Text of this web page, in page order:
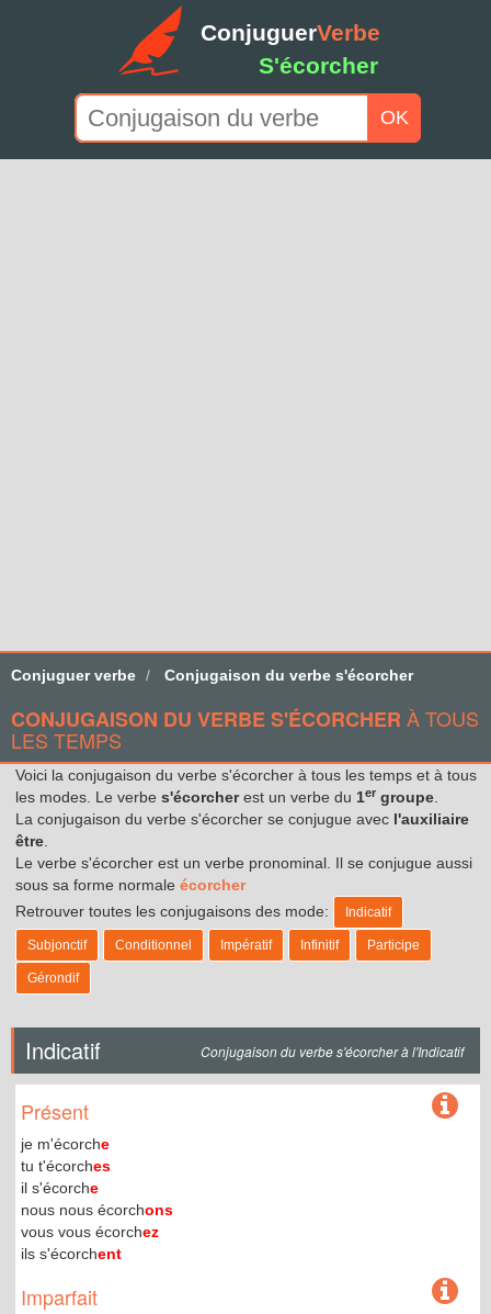
ConjuguerVerbe
S'écorcher
OK
Conjuguer verbe Conjugaison du verbe s'écorcher
CONJUGAISON DU VERBE S'ÉCORCHER À TOUS
LES TEMPS
Voici la conjugaison du verbe s'écorcher à tous les temps et à tous
les modes. Le verbe s'écorcherest un verbe du 1er groupe
La conjugaison du verbe s'écorcher se conjugue avec l'auxiliaire
être
Le verbe s'écorcher est un verbe pronominal. Il se conjugue aussi
sous sa forme normale écorcher
Retrouver toutes les conjugaisons des mode:
Indicatif
Subjonctif Conditionnel Impératif Infinitif Participe
Gérondif
Indicatif Conjugaison du verbe s'écorcher à l'Indicatif
Présent
je m'écorche
tu t'écorches
il s'écorche
nous nous écorchons
vous vous écorchez
ils s'écorchent
Imparfait